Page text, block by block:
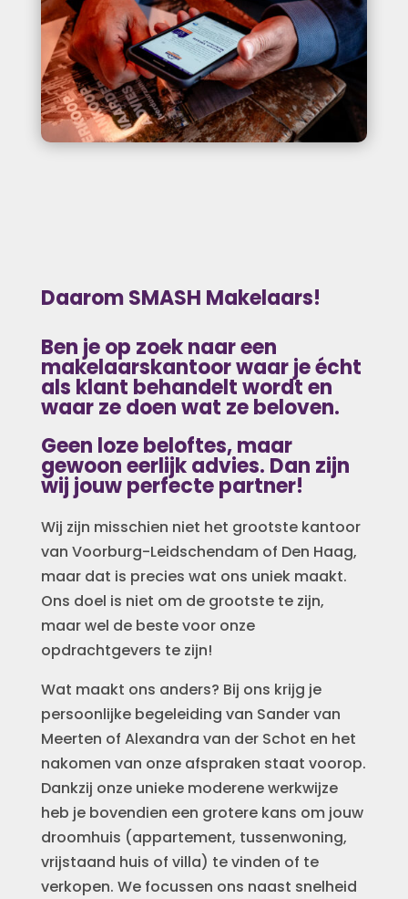
Daarom SMASH Makelaars!
Ben je op zoek naareen
makelaarskantoor waar je écht
als klant behandelt wordt en
waar ze doen wat ze beloven.
Geen loze beloftes, maar
gewoon eerlijk advies. Dan zijn
wij jouw perfecte partner!
Wij zijn misschien niet het grootste kantoor
van Voorburg-Leidschendam of Den Haag,
maar dat is precies wat ons uniek maakt.
Ons doel is niet om de grootste te zijn,
maar wel de beste voor onze
opdrachtgevers te zijn!
Wat maakt ons anders? Bij ons krijg je
persoonlijke begeleiding van Sander van
Meerten of Alexandra van der Schot en het
nakomen van onze afspraken staat voorop.
Dankzij onze unieke moderene werkwijze
heb je bovendien een grotere kans om jouw
droomhuis (appartement, tussenwoning,
vrijstaand huis of villa) te vinden of te
verkopen. We focussen ons naast snelheid